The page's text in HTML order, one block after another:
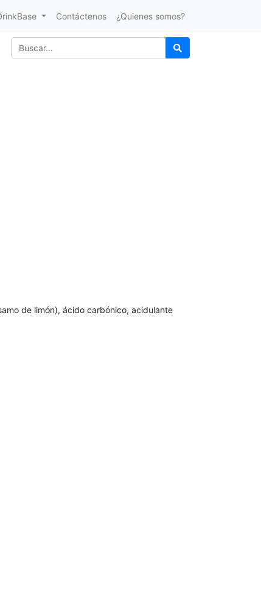
Contáctenos ¿Quienes somos?
de limón), ácido carbónico, acidulante